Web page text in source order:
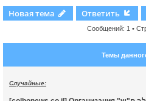
Новая тема Ответить
Сообщений: 1 •
Темы
Случайные: